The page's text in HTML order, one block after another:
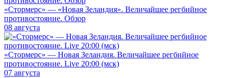
«Стормерс» — «Новая Зеландия». Величайшее регбийное
противостояние. Обзор
08 августа
«Стормерс» — Новая Зеландия. Величайшее регбийное
противостояние. Live 20:00 (мск)
07 августа